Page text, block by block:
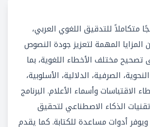
متكاملاً للتدقيق اللغوي العربي،
المهمة لتعزيز جودة النصوص
تصحيح مختلف الأخطاء اللغوية، بما
الصرفية، الدلالية، الأسلوبية،
الاقتباسات وأسماء الأعلام. البرنامج
الذكاء الاصطناعي لتحقيق
أدوات مساعدة للكتابة. كما يقدم